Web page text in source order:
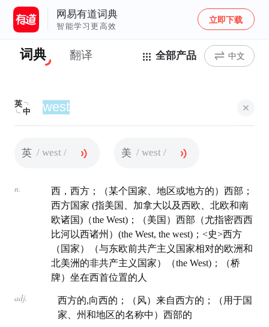
网易有道词典
智能学习更高效
立即下载
词典 翻译 全部产品 中文
英
中
英 / west / 美 / west /
n.
西，西方；（某个国家、地区或地方的）西部；
西方国家 (指美国、加拿大以及西欧、北欧和南
欧诸国)（the West)；（美国）西部（尤指密西西
比河以西诸州）(the West, the west)；<史>西方
（国家）（与东欧前共产主义国家相对的欧洲和
北美洲的非共产主义国家）（the West)；（桥
牌）坐在西首位置的人
adj.
西方的,向西的；（风）来自西方的；（用于国
家、州和地区的名称中）西部的